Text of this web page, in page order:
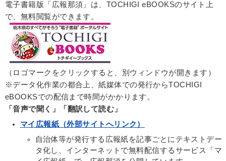
電子書籍版「広報那須」は、TOCHIGI eBOOKSのサイト上
で、無料閲覧ができます。
（ロゴマークをクリックすると、別ウィンドウが開きます）
※データ化作業の都合上、紙媒体での発行からTOCHIGI
eBOOKSでの配信まで時間がかかります。
「音声で聞く」「翻訳して読む」
マイ広報紙（外部サイトへリンク）
自治体等が発行する広報紙を記事ごとにテキストデー
タ化し、インターネットで無料配信するサービス「マ